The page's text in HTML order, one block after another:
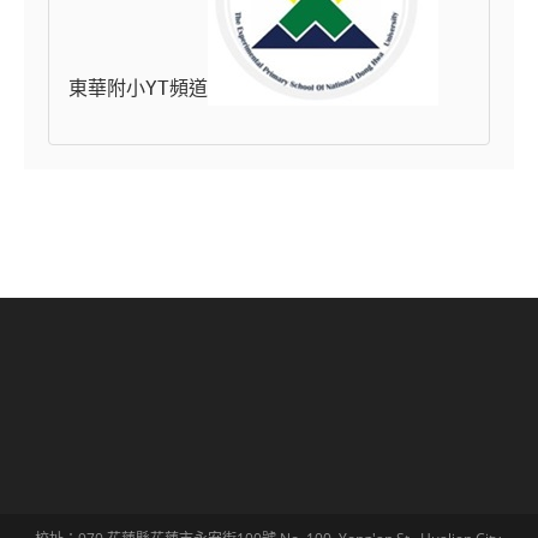
東華附小YT頻道